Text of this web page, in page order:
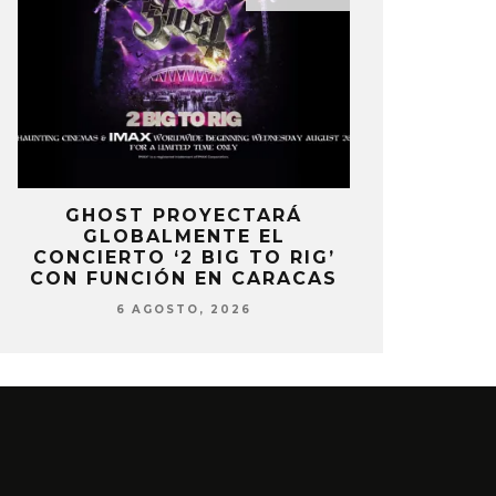
GHOST PROYECTARÁ
GLOBALMENTE EL
CONCIERTO ‘2 BIG TO RIG’
CON FUNCIÓN EN CARACAS
6 AGOSTO, 2026